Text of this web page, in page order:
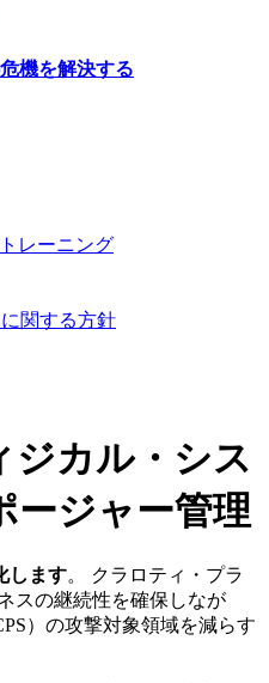
機を解決する
レーニング
関する方針
ジカル・シス
ージャー管理
します。 クラロティ・プラ
スの継続性を確保しなが
）の攻撃対象領域を減らす